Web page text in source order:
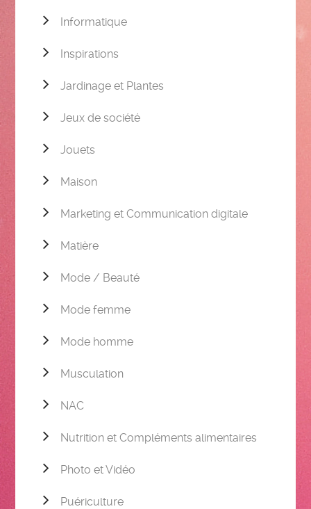
Informatique
Inspirations
Jardinage et Plantes
Jeux de société
Jouets
Maison
Marketing et Communication digitale
Matière
Mode / Beauté
Mode femme
Mode homme
Musculation
NAC
Nutrition et Compléments alimentaires
Photo et Vidéo
Puériculture